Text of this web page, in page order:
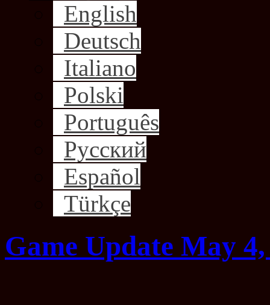
English
Deutsch
Italiano
Polski
Português
Русский
Español
Türkçe
Game Update May